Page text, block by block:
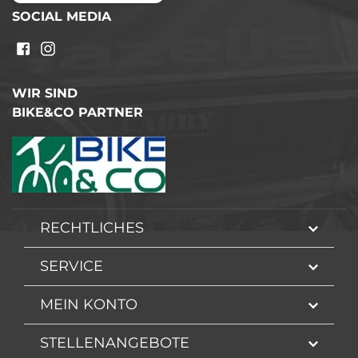
SOCIAL MEDIA
WIR SIND
BIKE&CO PARTNER
RECHTLICHES
SERVICE
MEIN KONTO
STELLENANGEBOTE